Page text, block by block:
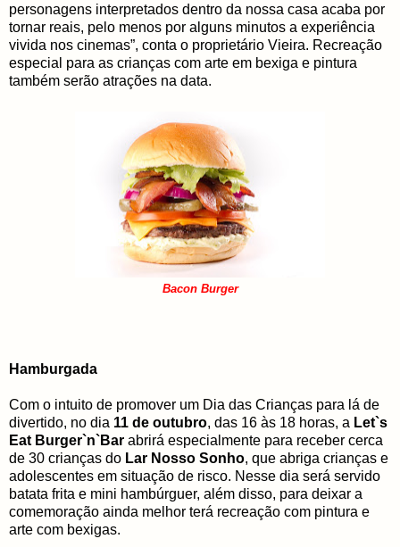
personagens interpretados dentro da nossa casa acaba por
tornar reais, pelo menos por alguns minutos a experiência
vivida nos cinemas”, conta o proprietário Vieira. Recreação
especial para as crianças com arte em bexiga e pintura
também serão atrações na data.
Bacon Burger
Hamburgada
Com o intuito de promover um Dia das Crianças para lá de
divertido, no dia 11 de outubro, das 16 às 18 horas, a Let`s
Eat Burger`n`Bar abrirá especialmente para receber cerca
de 30 crianças do Lar Nosso Sonho, que abriga crianças e
adolescentes em situação de risco. Nesse dia será servido
batata frita e mini hambúrguer, além disso, para deixar a
comemoração ainda melhor terá recreação com pintura e
arte com bexigas.